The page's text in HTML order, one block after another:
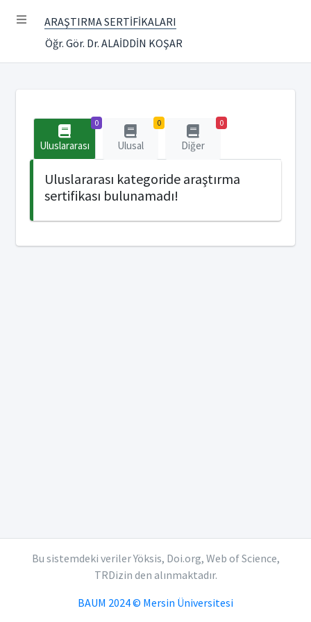
ARAŞTIRMA SERTİFİKALARI
Öğr. Gör. Dr. ALAİDDİN KOŞAR
0
Uluslararası
0
Ulusal
0
Diğer
Uluslararası kategoride araştırma
sertifikası bulunamadı!
Bu sistemdeki veriler Yöksis, Doi.org, Web of Science,
TRDizin den alınmaktadır.
BAUM 2024 © Mersin Üniversitesi